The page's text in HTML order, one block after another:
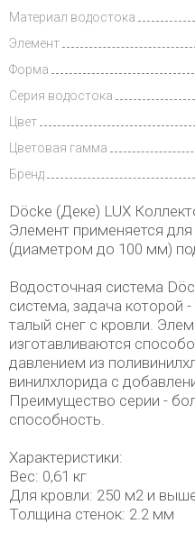
Материал водостока
Элемент
Форма
Серия водостока
Цвет
Цветовая гамма
Бренд
Döcke (Деке) LUX
Элемент применяется
(диаметром до 100 мм)
Водосточная система
система, задача которой
талый снег с кровли.
изготавливаются
давлением из
винилхлорида с
Преимущество серии -
способность.
Характеристики:
Вес: 0,61 кг
Для кровли: 250 м2 и
Толщина стенок: 2.2 мм